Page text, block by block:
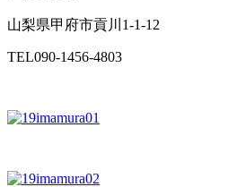
山梨県甲府市貢川1-1-12
TEL090-1456-4803